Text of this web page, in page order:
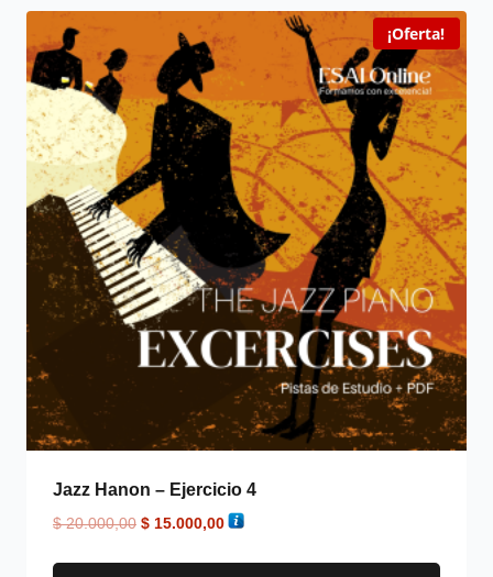
¡Oferta!
Jazz Hanon – Ejercicio 4
$20.000,00 $ 15.000,00